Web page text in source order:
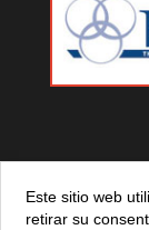
Este sitio web
retirar su